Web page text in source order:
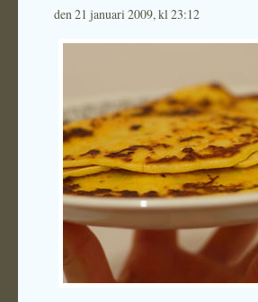
den 21 januari 2009, kl 23:12